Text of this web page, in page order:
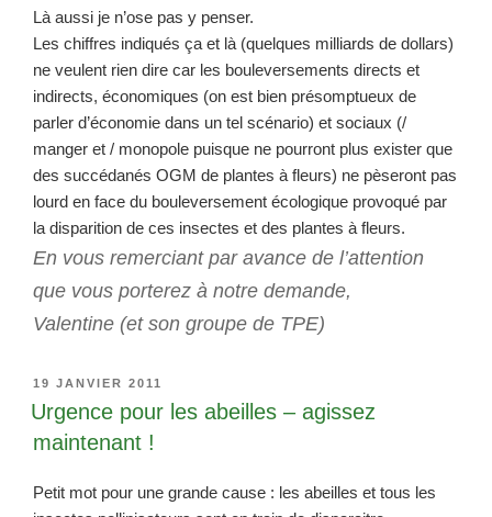
Là aussi je n’ose pas y penser.
Les chiffres indiqués ça et là (quelques milliards de dollars)
ne veulent rien dire car les bouleversements directs et
indirects, économiques (on est bien présomptueux de
parler d’économie dans un tel scénario) et sociaux (/
manger et / monopole puisque ne pourront plus exister que
des succédanés OGM de plantes à fleurs) ne pèseront pas
lourd en face du bouleversement écologique provoqué par
la disparition de ces insectes et des plantes à fleurs.
En vous remerciant par avance de l’attention
que vous porterez à notre demande,
Valentine (et son groupe de TPE)
PUBLIÉ
LE
19 JANVIER 2011
Urgence pour les abeilles – agissez
maintenant !
Petit mot pour une grande cause : les abeilles et tous les